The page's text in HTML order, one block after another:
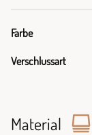
Farbe
Verschlussart
Material